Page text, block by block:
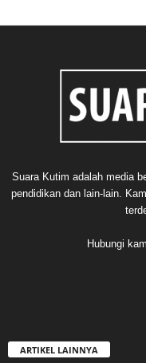
Suara Kutim adalah media
pendidikan dan lain-lain.
Hubungi
ARTIKEL LAINNYA